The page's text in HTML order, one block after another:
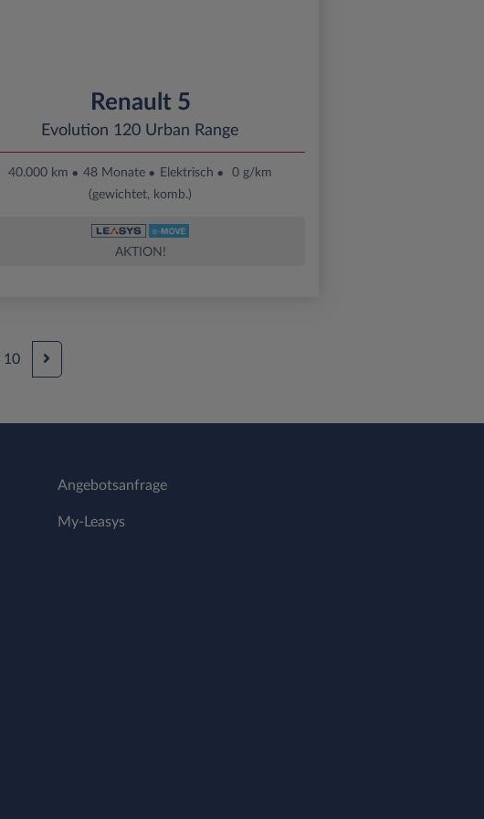
Renault 5
Evolution 120 Urban Range
40.000 km 48 Monate Elektrisch
0 g/km
(gewichtet, komb.)
AKTION!
10
Angebotsanfrage
My-Leasys